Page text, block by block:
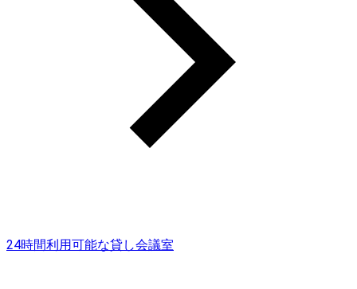
24時間利用可能な貸し会議室